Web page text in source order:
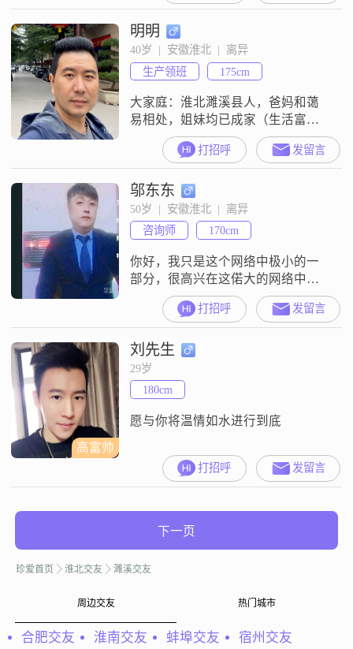
明明
40岁  |  安徽淮北  |  离异
生产领班
175cm
大家庭：淮北濉溪县人，爸妈和蔼
易相处，姐妹均已成家（生活富
足，分别在附近医院和大学工作生
活）##3002##生活现状：自己独
居，工作稳定，生活规律物质基
础：比上不足比下有余，相对富
足，有车有房，三套房产（县里一
套）精神需求：对感情仍有期待，
希望能找到真诚以待，相伴到老的
另一半感情经历：之前有段婚姻，
和平分手，孩子和爸妈
打招呼 发留言
邬东东
50岁  |  安徽淮北  |  离异
咨询师
170cm
你好，我只是这个网络中极小的一
部分，很高兴在这偌大的网络中与
你相遇！从此让我们有了认识交流
的机会谢谢！打招呼 发留言
高富帅
刘先生
29岁
180cm
愿与你将温情如水进行到底
打招呼 发留言
下一页
珍爱首页 淮北交友 濉溪交友
周边交友 热门城市
合肥交友 淮南交友 蚌埠交友 宿州交友